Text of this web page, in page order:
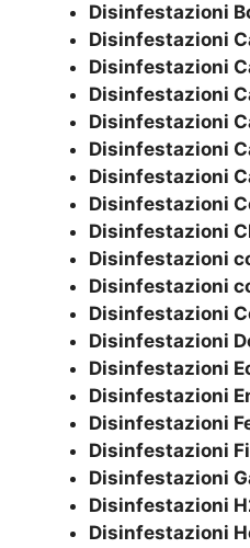
Disinfestazioni
Disinfestazioni
Disinfestazioni
Disinfestazioni
Disinfestazioni
Disinfestazioni
Disinfestazioni
Disinfestazioni
Disinfestazioni
Disinfestazioni
Disinfestazioni
Disinfestazioni
Disinfestazioni
Disinfestazioni
Disinfestazioni
Disinfestazioni
Disinfestazioni
Disinfestazioni
Disinfestazioni
Disinfestazioni